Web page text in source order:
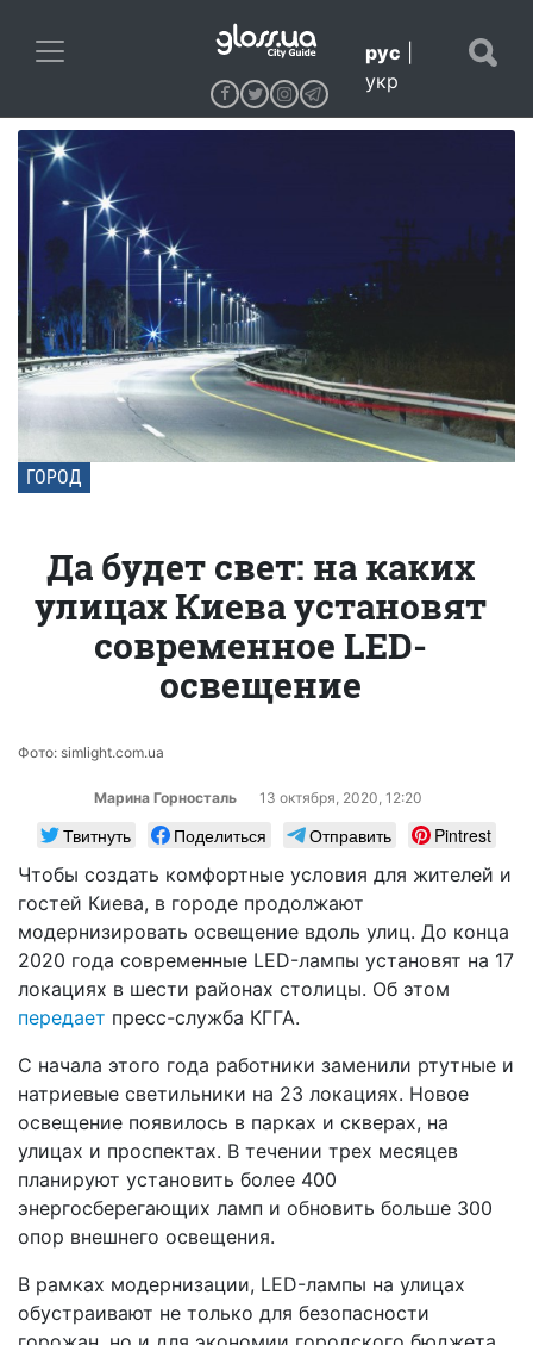
рус
укр
ГОРОД
Да будет свет: на каких
улицах Киева установят
современное LED-
освещение
Фото: simlight.com.ua
Марина Горносталь 13 октября, 2020, 12:20
Твитнуть Поделиться Отправить
Pintrest
Чтобы создать комфортные условия для жителей и
гостей Киева, в городе продолжают
модернизировать освещение вдоль улиц. До конца
2020 года современные LED-лампы установят на 17
локациях в шести районах столицы. Об этом
передает пресс-служба КГГА.
С начала этого года работники заменили ртутные и
натриевые светильники на 23 локациях. Новое
освещение появилось в парках и скверах, на
улицах и проспектах. В течении трех месяцев
планируют установить более 400
энергосберегающих ламп и обновить больше 300
опор внешнего освещения.
В рамках модернизации, LED-лампы на улицах
обустраивают не только для безопасности